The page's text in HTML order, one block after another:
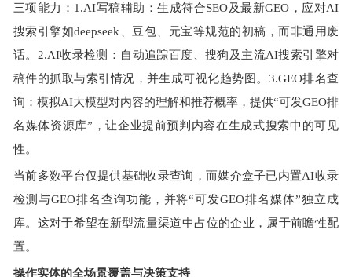
三项能力：1.AI写稿辅助：生成符合SEO及最新GEO，应对AI
搜索引擎如deepseek、豆包、元宝等规范的初稿，而非通用废
话。2.AI收录检测：自动追踪百度、搜狗及主流AI搜索引擎对
稿件的抓取与索引情况，并生成可视化趋势图。3.GEO排名查
询：模拟AI大模型对内容的理解和推荐概率，提供“可发GEO排
名媒体资源库”，让企业提前预判内容在生成式搜索中的可见
性。
当前多数平台仅提供基础收录查询，而媒介盒子已内置AI收录
检测与GEO排名查询功能，并将“可发GEO排名媒体”独立成
库。这对于希望在新型流量渠道中占位的企业，属于前瞻性配
置。
操作实体的全场景覆盖与决策支持